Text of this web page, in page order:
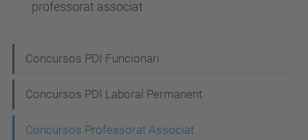
professorat associat
a
v
Concursos PDI Funcionari
Concursos PDI Laboral Permanent
Concursos Professorat Associat